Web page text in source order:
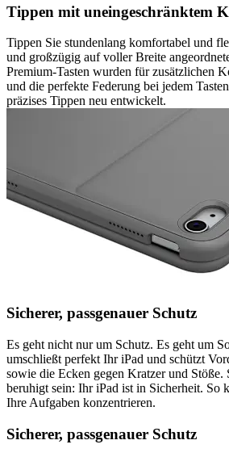
Tippen mit uneingeschränktem
Tippen Sie stundenlang komfortabel und
und großzügig auf voller Breite
Premium-Tasten wurden für zusätzlichen
und die perfekte Federung bei jedem
präzises Tippen neu entwickelt.
Sicherer, passgenauer Schutz
Es geht nicht nur um Schutz. Es geht um
umschließt perfekt Ihr iPad und schützt
sowie die Ecken gegen Kratzer und Stöße.
beruhigt sein: Ihr iPad ist in Sicherheit. So
Ihre Aufgaben konzentrieren.
Sicherer, passgenauer Schutz